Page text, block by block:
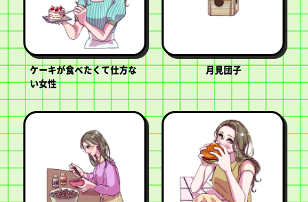
ケーキが食べたくて仕方な
い女性
月見団子